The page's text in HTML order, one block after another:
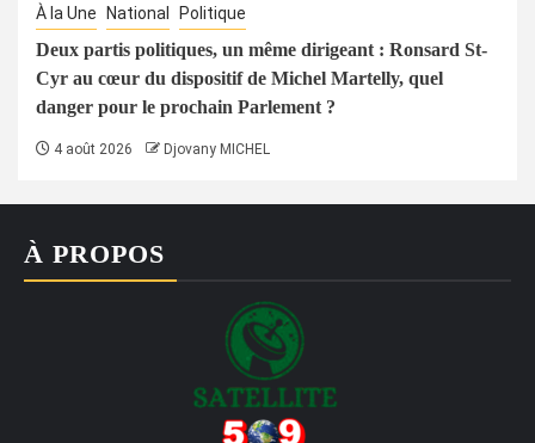
À la Une National Politique
Deux partis politiques, un même dirigeant : Ronsard St-
Cyr au cœur du dispositif de Michel Martelly, quel
danger pour le prochain Parlement ?
4 août 2026 Djovany MICHEL
À PROPOS